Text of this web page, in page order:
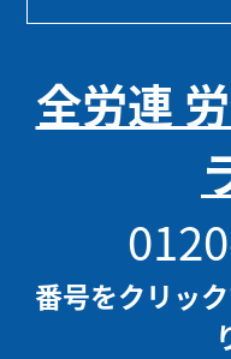
全労連
番号をクリッ